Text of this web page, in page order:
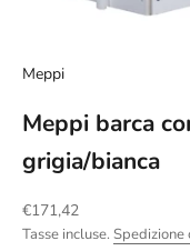
Meppi
Meppi barca
grigia/bianca
Prezzo scontato
€171,42
Tasse incluse. Spedizione